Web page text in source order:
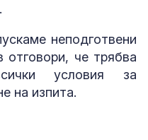
неподготвени
отговори, че трябва
условия за
на изпита.